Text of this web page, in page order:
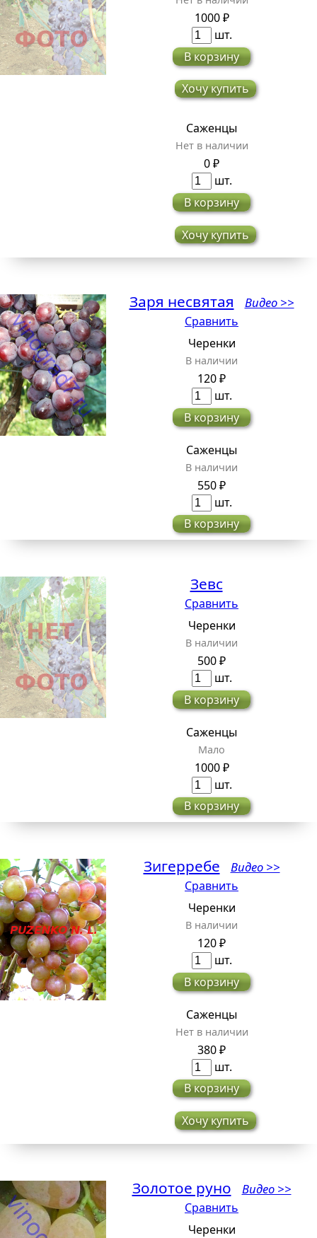
1000 ₽
шт.
В корзину
Хочу купить
Саженцы
Нет в наличии
0 ₽
шт.
В корзину
Хочу купить
Заря несвятая Видео >>
Сравнить
Черенки
В наличии
120 ₽
шт.
В корзину
Саженцы
В наличии
550 ₽
шт.
В корзину
Зевс
Сравнить
Черенки
В наличии
500 ₽
шт.
В корзину
Саженцы
Мало
1000 ₽
шт.
В корзину
Зигерребе Видео >>
Сравнить
Черенки
В наличии
120 ₽
шт.
В корзину
Саженцы
Нет в наличии
380 ₽
шт.
В корзину
Хочу купить
Золотое руно Видео >>
Сравнить
Черенки